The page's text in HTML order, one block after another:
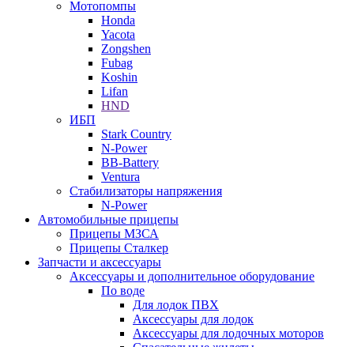
Мотопомпы
Honda
Yacota
Zongshen
Fubag
Koshin
Lifan
HND
ИБП
Stark Country
N-Power
BB-Battery
Ventura
Стабилизаторы напряжения
N-Power
Автомобильные прицепы
Прицепы МЗСА
Прицепы Сталкер
Запчасти и аксессуары
Аксессуары и дополнительное оборудование
По воде
Для лодок ПВХ
Аксессуары для лодок
Аксессуары для лодочных моторов